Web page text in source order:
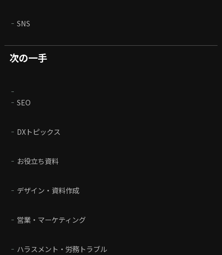
SNS
次の一手
SEO
DXトピックス
お役立ち資料
デザイン・資料作成
営業・マーケティング
ハラスメント・労務トラブル